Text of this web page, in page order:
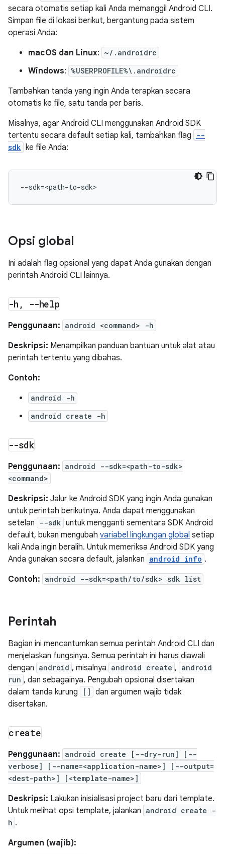
secara otomatis setiap kali Anda memanggil Android CLI.
Simpan file di lokasi berikut, bergantung pada sistem
operasi Anda:
macOS dan Linux: ~/.androidrc
Windows: %USERPROFILE%\.androidrc
Tambahkan tanda yang ingin Anda terapkan secara
otomatis ke file, satu tanda per baris.
Misalnya, agar Android CLI menggunakan Android SDK
tertentu secara default setiap kali, tambahkan flag
--
sdk ke file Anda:
--sdk=
Opsi global
Ini adalah flag opsional yang dapat Anda gunakan dengan
perintah Android CLI lainnya.
-h , --help
Penggunaan: android <command> -h
Deskripsi: Menampilkan panduan bantuan untuk alat atau
perintah tertentu yang dibahas.
Contoh:
android -h
android create -h
--sdk
Penggunaan: android --sdk=<path-to-sdk>
<command>
Deskripsi: Jalur ke Android SDK yang ingin Anda gunakan
untuk perintah berikutnya. Anda dapat menggunakan
setelan
--sdk untuk mengganti sementara SDK Android
default, bukan mengubah variabel lingkungan global setiap
kali Anda ingin beralih. Untuk memeriksa Android SDK yang
Anda gunakan secara default, jalankan android info .
Contoh: android --sdk=<path/to/sdk> sdk list
Perintah
Bagian ini mencantumkan semua perintah Android CLI dan
menjelaskan fungsinya. Semua perintah ini harus diawali
dengan android , misalnya android create , android
run , dan sebagainya. Pengubah opsional disertakan
dalam tanda kurung
[] dan argumen wajib tidak
disertakan.
create
Penggunaan: android create [--dry-run] [--
verbose] [--name=<application-name>] [--output=
<dest-path>] [<template-name>]
Deskripsi: Lakukan inisialisasi project baru dari template.
Untuk melihat opsi template, jalankan android create -
h .
Argumen (wajib):